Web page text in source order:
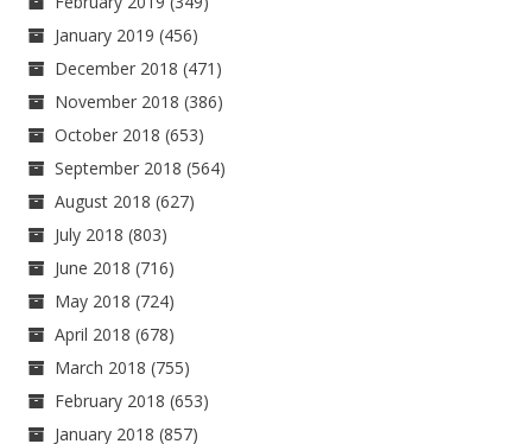
January 2019 (456)
December 2018 (471)
November 2018 (386)
October 2018 (653)
September 2018 (564)
August 2018 (627)
July 2018 (803)
June 2018 (716)
May 2018 (724)
April 2018 (678)
March 2018 (755)
February 2018 (653)
January 2018 (857)